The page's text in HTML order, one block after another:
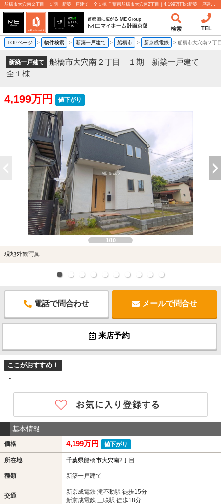
船橋市大穴南２丁目 １期 新築一戸建て 全１棟 千葉県船橋市大穴南2丁目｜4,199万円の新築一戸建て｜分譲住宅や新築物件｜MEマイホーム計画京葉株式会社
検索 TEL
TOPページ > 物件検索 > 新築一戸建て > 船橋市 > 新京成電鉄 > 船橋市大穴南２
新築一戸建て
船橋市大穴南２丁目 １期 新築一戸建て
全１棟
4,199万円 値下がり
1/10
現地外観写真 -
電話で問合わせ メールで問合せ
来店予約
ここがおすすめ！
-
基本情報
価格 4,199万円 値下がり
所在地 千葉県船橋市大穴南2丁目
種類 新築一戸建て
交通
新京成電鉄 滝不動駅 徒歩15分
新京成電鉄 三咲駅 徒歩18分